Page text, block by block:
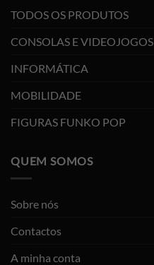
TODOS OS PRODUTOS
CONSOLAS E VIDEOJOGOS
INFORMÁTICA
MOBILIDADE
FIGURAS FUNKO POP
QUEM SOMOS
Sobre nós
Contactos
A minha conta